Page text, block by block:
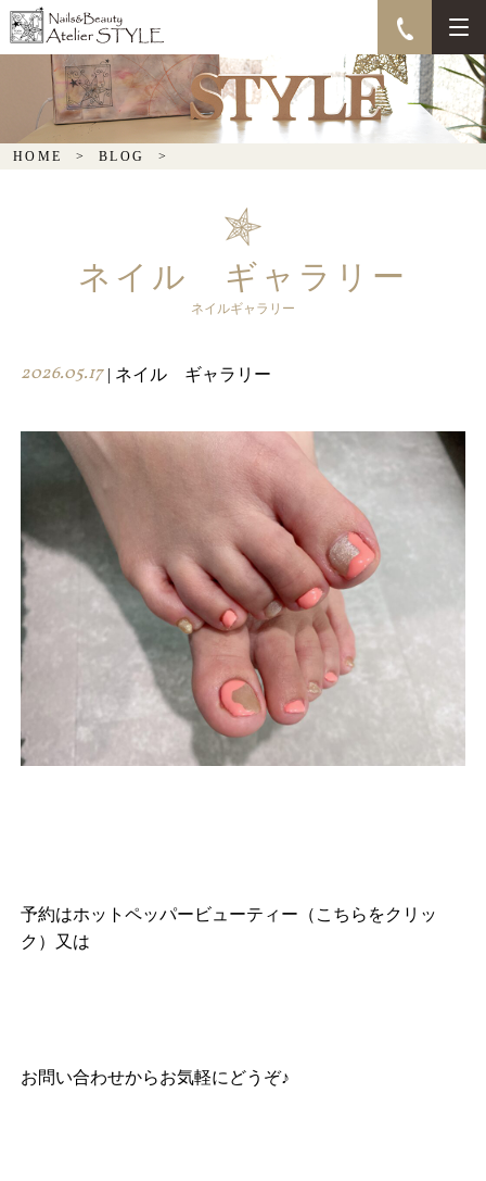
HOME BLOG
ネイル ギャラリー
ネイルギャラリー
2026.05.17| ネイル ギャラリー
予約はホットペッパービューティー（こちらをクリッ
ク）
又は
お問い合わせからお気軽にどうぞ♪